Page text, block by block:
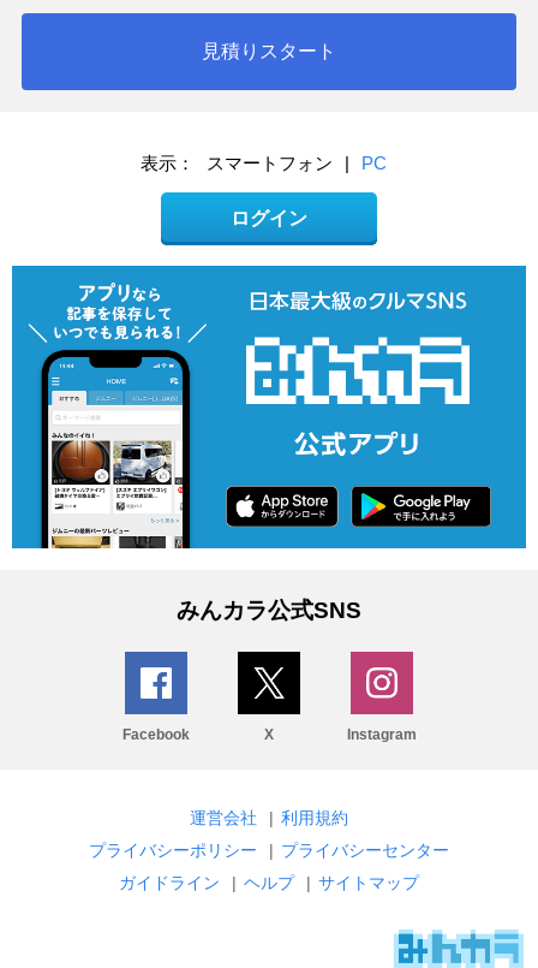
見積りスタート
表示： スマートフォン | PC
ログイン
みんカラ公式SNS
Facebook X Instagram
運営会社 | 利用規約
プライバシーポリシー
| プライバシーセンター
ガイドライン
| ヘルプ | サイトマップ